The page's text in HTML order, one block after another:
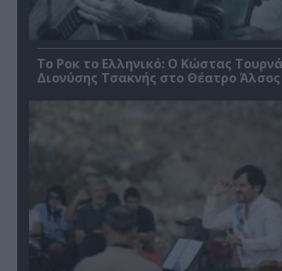
Το Ροκ το Ελληνικό: Ο Κώστας
Διονύσης Τσακνής στο Θέατρο